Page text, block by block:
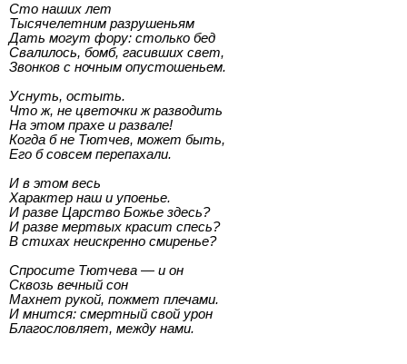
Сто наших лет
Тысячелетним разрушеньям
Дать могут фору: столько бед
Свалилось, бомб, гасивших свет,
Звонков с ночным опустошеньем.
Уснуть, остыть.
Что ж, не цветочки ж разводить
На этом прахе и развале!
Когда б не Тютчев, может быть,
Его б совсем перепахали.
И в этом весь
Характер наш и упоенье.
И разве Царство Божье здесь?
И разве мертвых красит спесь?
В стихах неискренно смиренье?
Спросите Тютчева — и он
Сквозь вечный сон
Махнет рукой, пожмет плечами.
И мнится: смертный свой урон
Благословляет, между нами.